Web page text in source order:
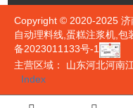
Copyright © 2020-2025 济
自动理料线,蛋糕注浆机,包
备2023011133号-1
主营区域： 山东河北河南
Index